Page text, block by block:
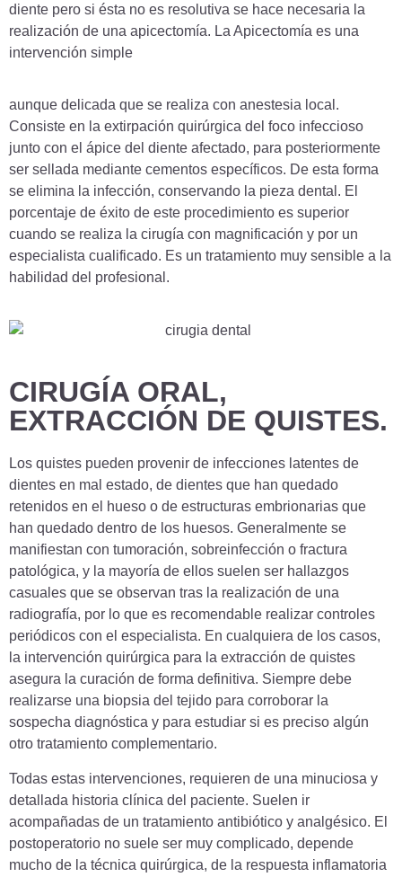
diente pero si ésta no es resolutiva se hace necesaria la
realización de una apicectomía. La Apicectomía es una
intervención simple
aunque delicada que se realiza con anestesia local.
Consiste en la extirpación quirúrgica del foco infeccioso
junto con el ápice del diente afectado, para posteriormente
ser sellada mediante cementos específicos. De esta forma
se elimina la infección, conservando la pieza dental. El
porcentaje de éxito de este procedimiento es superior
cuando se realiza la cirugía con magnificación y por un
especialista cualificado. Es un tratamiento muy sensible a la
habilidad del profesional.
CIRUGÍA ORAL,
EXTRACCIÓN DE QUISTES.
Los quistes pueden provenir de infecciones latentes de
dientes en mal estado, de dientes que han quedado
retenidos en el hueso o de estructuras embrionarias que
han quedado dentro de los huesos. Generalmente se
manifiestan con tumoración, sobreinfección o fractura
patológica, y la mayoría de ellos suelen ser hallazgos
casuales que se observan tras la realización de una
radiografía, por lo que es recomendable realizar controles
periódicos con el especialista. En cualquiera de los casos,
la intervención quirúrgica para la extracción de quistes
asegura la curación de forma definitiva. Siempre debe
realizarse una biopsia del tejido para corroborar la
sospecha diagnóstica y para estudiar si es preciso algún
otro tratamiento complementario.
Todas estas intervenciones, requieren de una minuciosa y
detallada historia clínica del paciente. Suelen ir
acompañadas de un tratamiento antibiótico y analgésico. El
postoperatorio no suele ser muy complicado, depende
mucho de la técnica quirúrgica, de la respuesta inflamatoria